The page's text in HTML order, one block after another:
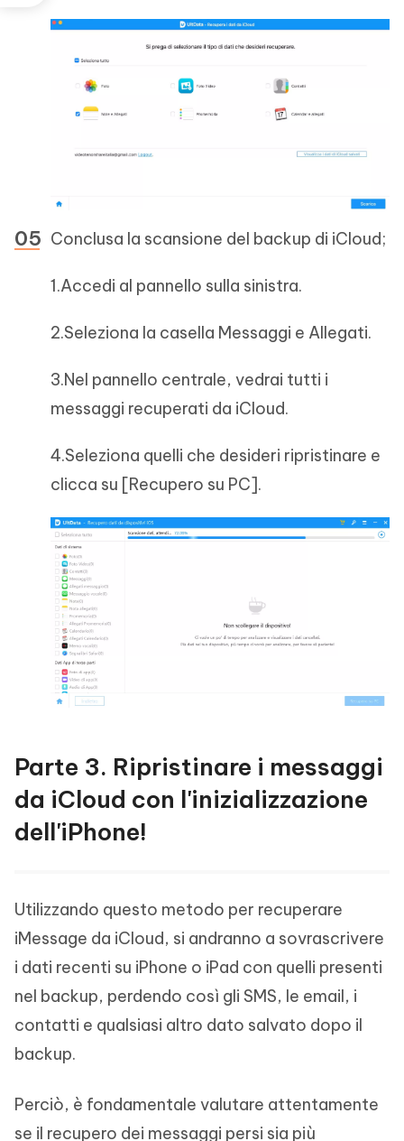
Conclusa la scansione del backup di iCloud;
1.Accedi al pannello sulla sinistra.
2.Seleziona la casella Messaggi e Allegati.
3.Nel pannello centrale, vedrai tutti i
messaggi recuperati da iCloud.
4.Seleziona quelli che desideri ripristinare e
clicca su [Recupero su PC].
Parte 3. Ripristinare i messaggi
da iCloud con l'inizializzazione
dell'iPhone!
Utilizzando questo metodo per recuperare
iMessage da iCloud, si andranno a sovrascrivere
i dati recenti su iPhone o iPad con quelli presenti
nel backup, perdendo così gli SMS, le email, i
contatti e qualsiasi altro dato salvato dopo il
backup.
Perciò, è fondamentale valutare attentamente
se il recupero dei messaggi persi sia più